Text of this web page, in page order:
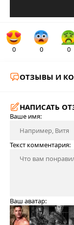
0 0 0
ОТЗЫВЫ И
НАПИСАТЬ
Ваше имя:
Текст комментария:
Ваш аватар: